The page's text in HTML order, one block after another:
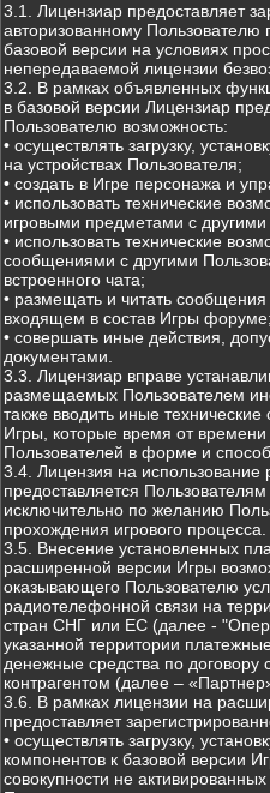
3.1. Лицензиар предоставляет
авторизованному Пользователю
базовой версии на условиях
непередаваемой лицензии
3.2. В рамках объявленных
в базовой версии Лицензиар
Пользователю возможность:
• осуществлять загрузку,
на устройствах Пользователя;
• создать в Игре персонажа и
• использовать технические
игровыми предметами с
• использовать технические
сообщениями с другими
встроенного чата;
• размещать и читать
входящем в состав Игры форуме;
• совершать иные действия,
документами.
3.3. Лицензиар вправе
размещаемых Пользователем
также вводить иные
Игры, которые время от времени
Пользователей в форме и
3.4. Лицензия на
предоставляется
исключительно по желанию
прохождения игрового процесса.
3.5. Внесение установленных
расширенной версии Игры
оказывающего Пользователю
радиотелефонной связи на
стран СНГ или ЕС (далее -
указанной территории
денежные средства по
контрагентом (далее –
3.6. В рамках лицензии на
предоставляет
• осуществлять загрузку,
компонентов к базовой версии
совокупности не